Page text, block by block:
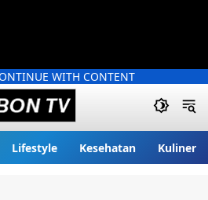
WITH CONTENT
Lifestyle Kesehatan Kuliner